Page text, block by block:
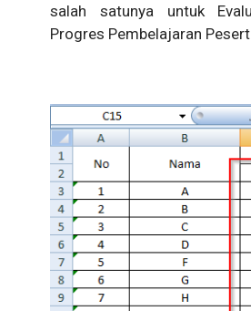
salah satunya untuk
Progres Pembelajaran